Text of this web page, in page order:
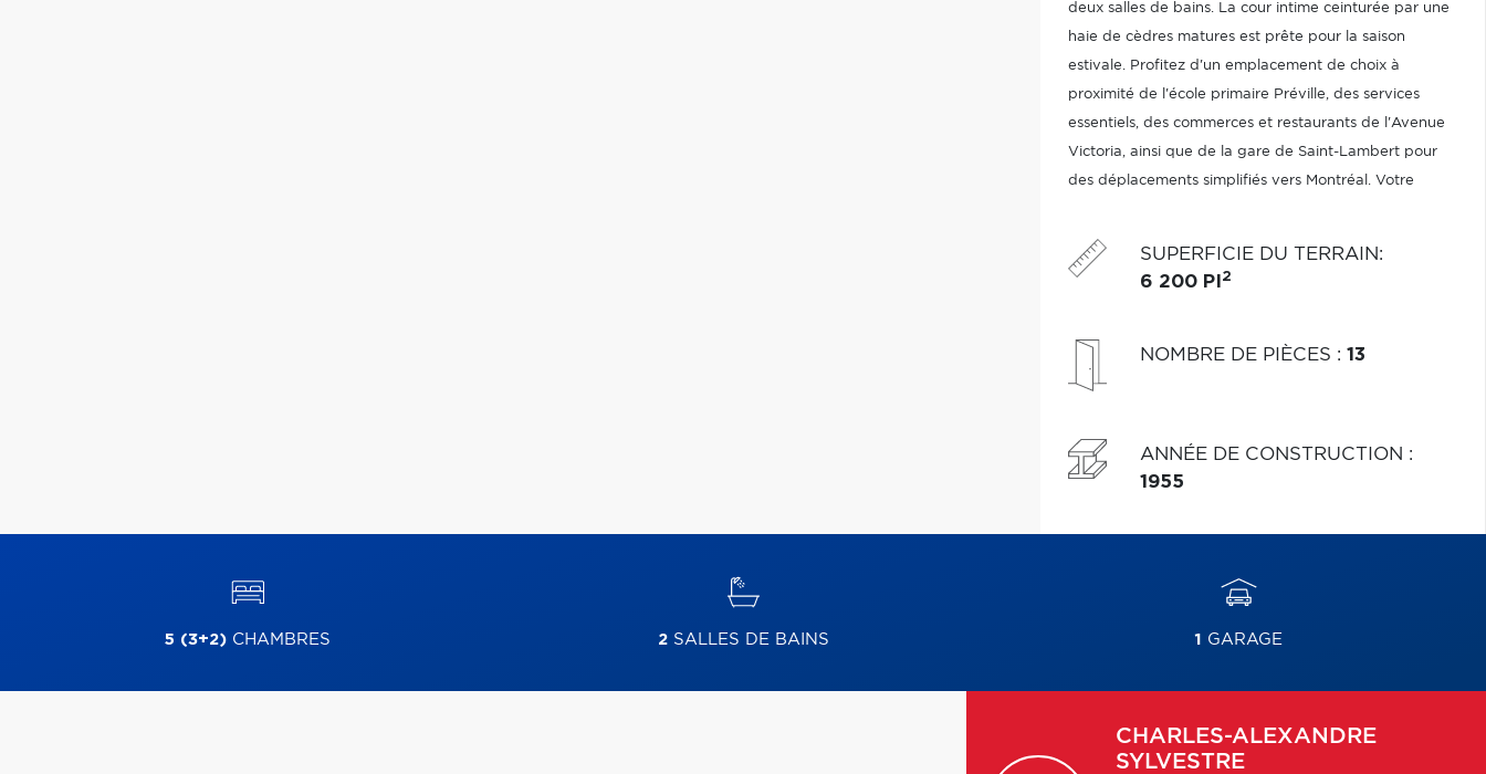
deux salles de bains. La cour intime ceinturée par une
haie de cèdres matures est prête pour la saison
estivale. Profitez d'un emplacement de choix à
proximité de l'école primaire Préville, des services
essentiels, des commerces et restaurants de l'Avenue
Victoria, ainsi que de la gare de Saint-Lambert pour
des déplacements simplifiés vers Montréal. Votre
SUPERFICIE DU TERRAIN:
6 200 PI 2
NOMBRE DE PIÈCES : 13
ANNÉE DE CONSTRUCTION :
1955
5 (3+2) CHAMBRES 2SALLES DE BAINS 1 GARAGE
CHARLES-ALEXANDRE
SYLVESTRE